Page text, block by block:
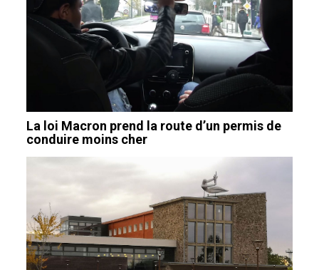
La loi Macron prend la route d’un permis de
conduire moins cher